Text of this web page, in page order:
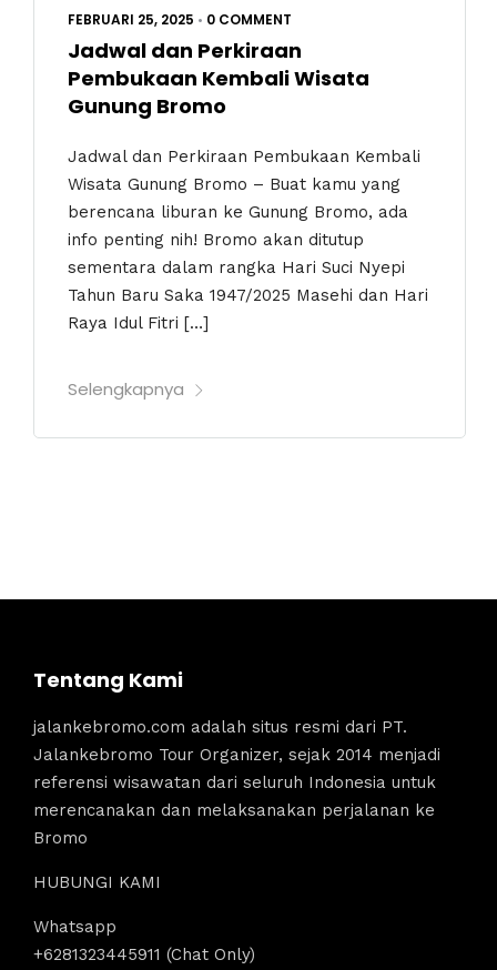
FEBRUARI 25, 2025 • 0 COMMENT
Jadwal dan Perkiraan
Pembukaan Kembali Wisata
Gunung Bromo
Jadwal dan Perkiraan Pembukaan Kembali
Wisata Gunung Bromo – Buat kamu yang
berencana liburan ke Gunung Bromo, ada
info penting nih! Bromo akan ditutup
sementara dalam rangka Hari Suci Nyepi
Tahun Baru Saka 1947/2025 Masehi dan Hari
Raya Idul Fitri […]
Selengkapnya
Tentang Kami
jalankebromo.com adalah situs resmi dari PT.
Jalankebromo Tour Organizer, sejak 2014 menjadi
referensi wisawatan dari seluruh Indonesia untuk
merencanakan dan melaksanakan perjalanan ke
Bromo
HUBUNGI KAMI
Whatsapp
+6281323445911 (Chat Only)